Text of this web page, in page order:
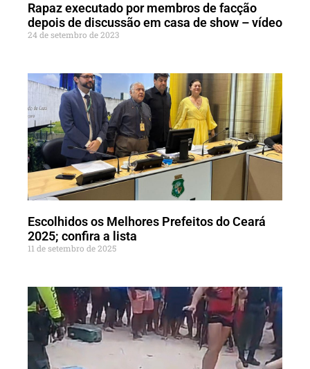
Rapaz executado por membros de facção
depois de discussão em casa de show – vídeo
24 de setembro de 2023
Escolhidos os Melhores Prefeitos do Ceará
2025; confira a lista
11 de setembro de 2025